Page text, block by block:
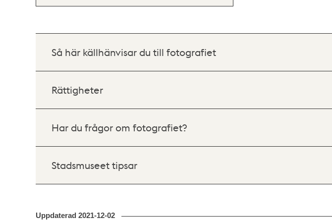
Så här källhänvisar du till fotografiet
Rättigheter
Har du frågor om fotografiet?
Stadsmuseet tipsar
Uppdaterad 2021-12-02